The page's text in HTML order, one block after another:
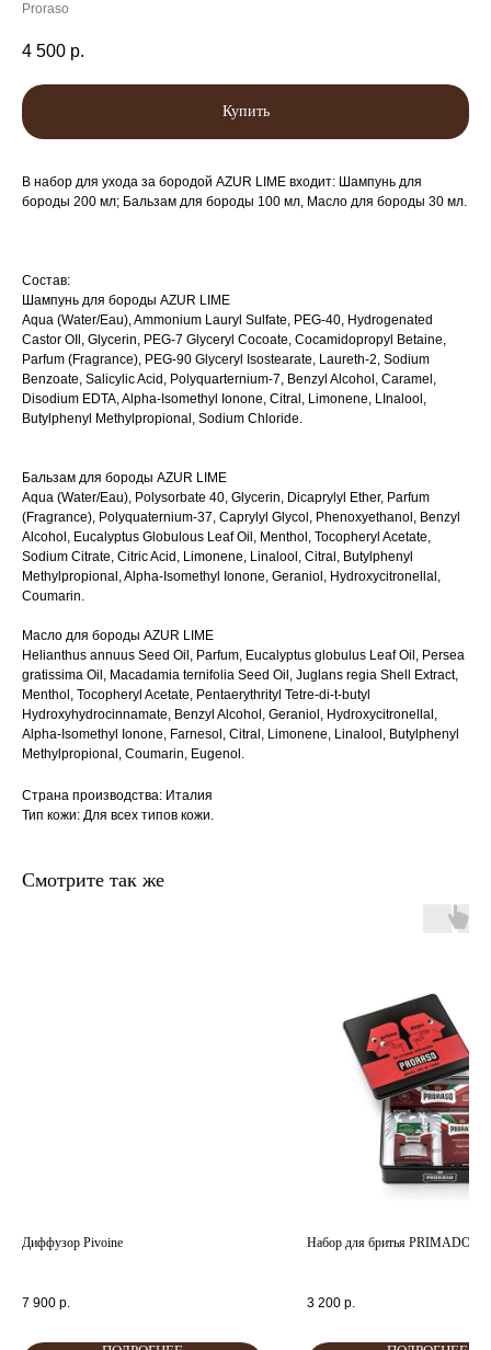
Proraso
4 500 р.
Купить
В набор для ухода за бородой AZUR LIME входит: Шампунь для
бороды 200 мл; Бальзам для бороды 100 мл, Масло для бороды 30 мл.
Состав:
Шампунь для бороды AZUR LIME
Aqua (Water/Eau), Ammonium Lauryl Sulfate, PEG-40, Hydrogenated
Castor OIl, Glycerin, PEG-7 Glyceryl Cocoate, Cocamidopropyl Betaine,
Parfum (Fragrance), PEG-90 Glyceryl Isostearate, Laureth-2, Sodium
Benzoate, Salicylic Acid, Polyquarternium-7, Benzyl Alcohol, Caramel,
Disodium EDTA, Alpha-Isomethyl Ionone, Citral, Limonene, LInalool,
Butylphenyl Methylpropional, Sodium Chloride.
Бальзам для бороды AZUR LIME
Aqua (Water/Eau), Polysorbate 40, Glycerin, Dicaprylyl Ether, Parfum
(Fragrance), Polyquaternium-37, Caprylyl Glycol, Phenoxyethanol, Benzyl
Alcohol, Eucalyptus Globulous Leaf Oil, Menthol, Tocopheryl Acetate,
Sodium Citrate, Citric Acid, Limonene, Linalool, Citral, Butylphenyl
Methylpropional, Alpha-Isomethyl Ionone, Geraniol, Hydroxycitronellal,
Coumarin.
Масло для бороды AZUR LIME
Helianthus annuus Seed Oil, Parfum, Eucalyptus globulus Leaf Oil, Persea
gratissima Oil, Macadamia ternifolia Seed Oil, Juglans regia Shell Extract,
Menthol, Tocopheryl Acetate, Pentaerythrityl Tetre-di-t-butyl
Hydroxyhydrocinnamate, Benzyl Alcohol, Geraniol, Hydroxycitronellal,
Alpha-Isomethyl Ionone, Farnesol, Citral, Limonene, Linalool, Butylphenyl
Methylpropional, Coumarin, Eugenol.
Страна производства: Италия
Тип кожи: Для всех типов кожи.
Смотрите так же
Диффузор Pivoine
7 900 р.
Набор для бритья PRIMADOPO
3 200 р.